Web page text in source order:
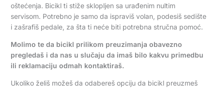
oštećenja. Bicikl ti stiže sklopljen sa urađenim nultim
servisom. Potrebno je samo da ispraviš volan, podesiš sedište
i zašrafiš pedale, za šta ti neće biti potrebna stručna pomoć.
Molimo te da bicikl prilikom preuzimanja obavezno
pregledaš i da nas u slučaju da imaš bilo kakvu primedbu
ili reklamaciju odmah kontaktiraš.
Ukoliko želiš možeš da odabereš opciju da bicikl preuzmeš